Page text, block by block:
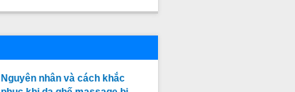
Nguyên nhân và cách khắc